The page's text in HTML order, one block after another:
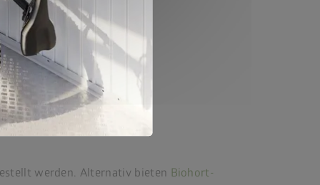
werden. Alternativ bieten Biohort-